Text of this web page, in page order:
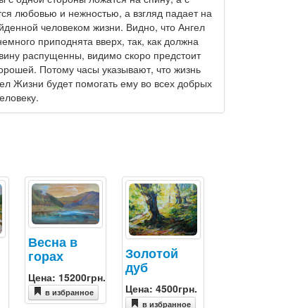
любовью и нежностью, а взгляд падает на
человеком жизни. Видно, что Ангел
приподнята вверх, так, как должна
распущенны, видимо скоро предстоит
Потому часы указывают, что жизнь
Жизни будет помогать ему во всех добрых
Весна в
горах
Цена: 15200грн.
в избранное
Золотой
дуб
Цена: 4500грн.
в избранное